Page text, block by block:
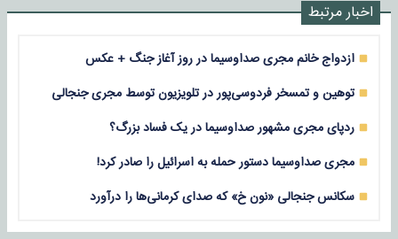
اخبار مرتبط
ازدواج خانم مجری صداوسیما در روز آغاز جنگ + عکس
توهین و تمسخر فردوسی‌پور در تلویزیون توسط مجری جنجالی
ردپای مجری مشهور صداوسیما در یک فساد بزرگ؟
مجری صداوسیما دستور حمله به اسرائیل را صادر کرد!
سکانس جنجالی «نون خ» که صدای کرمانی‌ها را درآورد